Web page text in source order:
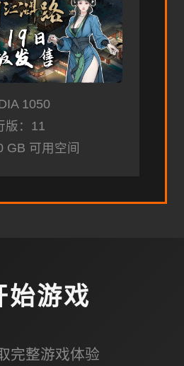
1050
版：11
GB 可用空间
始游戏
完整游戏体验